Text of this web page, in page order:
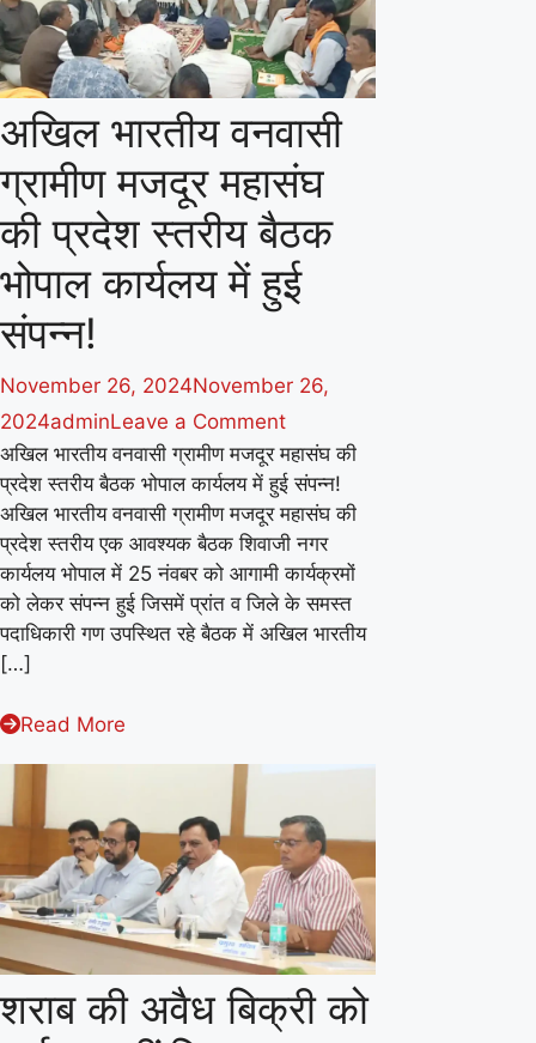
तारीफ
अखिल भारतीय वनवासी
ग्रामीण मजदूर महासंघ
की प्रदेश स्तरीय बैठक
भोपाल कार्यलय में हुई
संपन्न!
November 26, 2024November 26,
2024adminLeave a Commenton
अखिल
भारतीय
वनवासी
ग्रामीण
मजदूर
महासंघ
बैठक
भोपाल
कार्यलय
में
हुई
संपन्न!
अखिल भारतीय वनवासी ग्रामीण मजदूर महासंघ की
प्रदेश स्तरीय बैठक भोपाल कार्यलय में हुई संपन्न!
अखिल भारतीय वनवासी ग्रामीण मजदूर महासंघ की
प्रदेश स्तरीय एक आवश्यक बैठक शिवाजी नगर
कार्यलय भोपाल में 25 नंवबर को आगामी कार्यक्रमों
को लेकर संपन्न हुई जिसमें प्रांत व जिले के समस्त
पदाधिकारी गण उपस्थित रहे बैठक में अखिल भारतीय
[…]
Read More
शराब की अवैध बिक्री को